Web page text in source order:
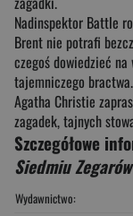
Nadinspektor Battle
Brent nie potrafi
czegoś dowiedzieć
tajemniczego bractwa.
Agatha Christie
zagadek, tajnych
Szczegółowe
Siedmiu Zegarów
Wydawnictwo: